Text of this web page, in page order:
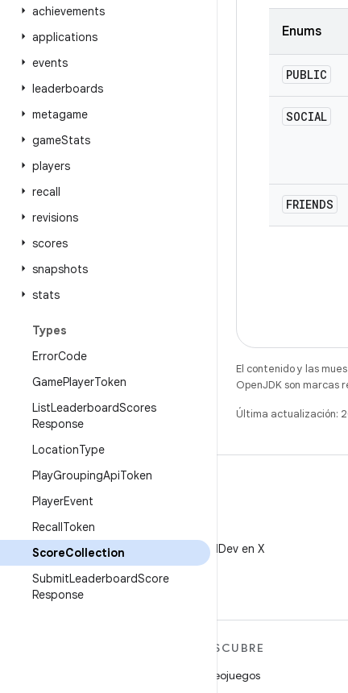
achievements
applications
events
leaderboards
metagame
gameStats
players
recall
revisions
scores
snapshots
stats
Types
ErrorCode
GamePlayerToken
ListLeaderboardScores
Response
LocationType
PlayGroupingApiToken
PlayerEvent
RecallToken
ScoreCollection
SubmitLeaderboardScore
Response
Enums
PUBLIC
SOCIAL
FRIENDS
El contenido y las
OpenJDK son marcas
Última actualización:
Sigue a @AndroidDev en X
DESCUBRE
Videojuegos